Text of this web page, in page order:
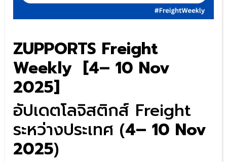
ZUPPORTS Freight
Weekly [4– 10 Nov
2025]
อัปเดตโลจิสติกส์ Freight
ระหว่างประเทศ (4– 10 Nov
2025)